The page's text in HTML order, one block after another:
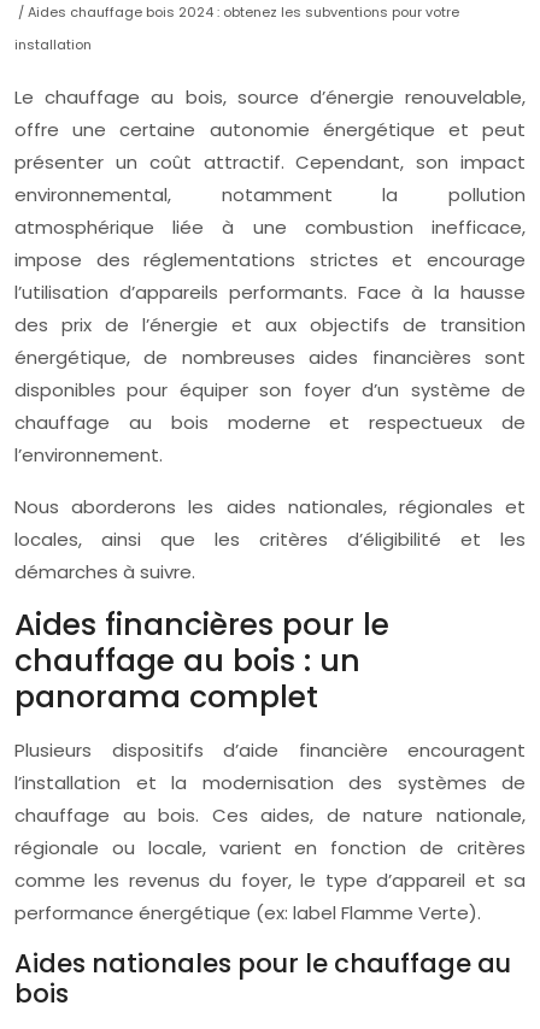
/ Aides chauffage bois 2024 : obtenez les subventions pour votre
installation
Le chauffage au bois, source d’énergie renouvelable,
offre une certaine autonomie énergétique et peut
présenter un coût attractif. Cependant, son impact
environnemental, notamment la pollution
atmosphérique liée à une combustion inefficace,
impose des réglementations strictes et encourage
l’utilisation d’appareils performants. Face à la hausse
des prix de l’énergie et aux objectifs de transition
énergétique, de nombreuses aides financières sont
disponibles pour équiper son foyer d’un système de
chauffage au bois moderne et respectueux de
l’environnement.
Nous aborderons les aides nationales, régionales et
locales, ainsi que les critères d’éligibilité et les
démarches à suivre.
Aides financières pour le
chauffage au bois : un
panorama complet
Plusieurs dispositifs d’aide financière encouragent
l’installation et la modernisation des systèmes de
chauffage au bois. Ces aides, de nature nationale,
régionale ou locale, varient en fonction de critères
comme les revenus du foyer, le type d’appareil et sa
performance énergétique (ex: label Flamme Verte).
Aides nationales pour le chauffage au
bois